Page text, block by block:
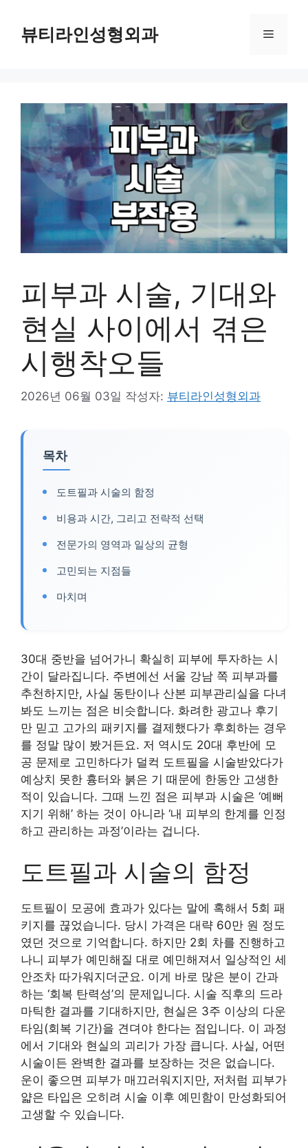
뷰티라인성형외과 메
피부과 시술, 기대와
현실 사이에서 겪은
시행착오들
2026년 06월 03일 작성자: 뷰티라인성형외과
목차
도트필과 시술의 함정
비용과 시간, 그리고 전략적 선택
전문가의 영역과 일상의 균형
고민되는 지점들
마치며
30대 중반을 넘어가니 확실히 피부에 투자하는 시
간이 달라집니다. 주변에선 서울 강남 쪽 피부과를
추천하지만, 사실 동탄이나 산본 피부관리실을 다녀
봐도 느끼는 점은 비슷합니다. 화려한 광고나 후기
만 믿고 고가의 패키지를 결제했다가 후회하는 경우
를 정말 많이 봤거든요. 저 역시도 20대 후반에 모
공 문제로 고민하다가 덜컥 도트필을 시술받았다가
예상치 못한 흉터와 붉은 기 때문에 한동안 고생한
적이 있습니다. 그때 느낀 점은 피부과 시술은 ‘예뻐
지기 위해’ 하는 것이 아니라 ‘내 피부의 한계를 인정
하고 관리하는 과정’이라는 겁니다.
도트필과 시술의 함정
도트필이 모공에 효과가 있다는 말에 혹해서 5회 패
키지를 끊었습니다. 당시 가격은 대략 60만 원 정도
였던 것으로 기억합니다. 하지만 2회 차를 진행하고
나니 피부가 예민해질 대로 예민해져서 일상적인 세
안조차 따가워지더군요. 이게 바로 많은 분이 간과
하는 ‘회복 탄력성’의 문제입니다. 시술 직후의 드라
마틱한 결과를 기대하지만, 현실은 3주 이상의 다운
타임(회복 기간)을 견뎌야 한다는 점입니다. 이 과정
에서 기대와 현실의 괴리가 가장 큽니다. 사실, 어떤
시술이든 완벽한 결과를 보장하는 것은 없습니다.
운이 좋으면 피부가 매끄러워지지만, 저처럼 피부가
얇은 타입은 오히려 시술 이후 예민함이 만성화되어
고생할 수 있습니다.